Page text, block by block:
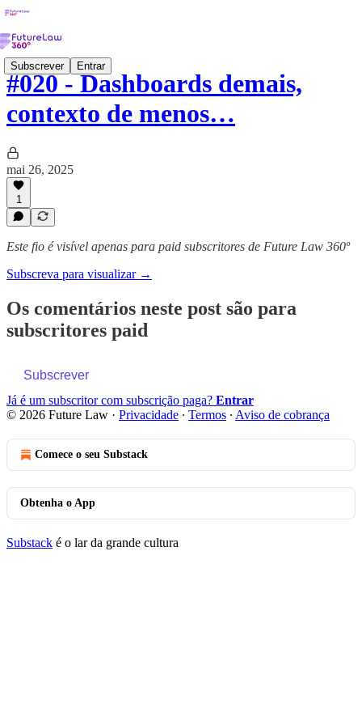
Subscrever Entrar
#020 - Dashboards demais,
contexto de menos…
mai 26, 2025
1
Este fio é visível apenas para paid subscritores de Future Law 360º
Subscreva para visualizar →
Os comentários neste post são para
subscritores paid
Subscrever
Já é um subscritor com subscrição paga? Entrar
© 2026 Future Law · Privacidade ∙ Termos ∙ Aviso de cobrança
Comece o seu Substack
Obtenha o App
Substack é o lar da grande cultura